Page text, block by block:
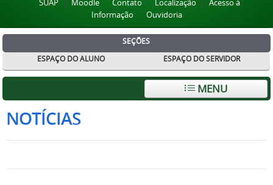
SUAP Moodle Contato Localização
Acesso à
Informação
Ouvidoria
SEÇÕES
ESPAÇO DO ALUNO
ESPAÇO DO SERVIDOR
MENU
NOTÍCIAS